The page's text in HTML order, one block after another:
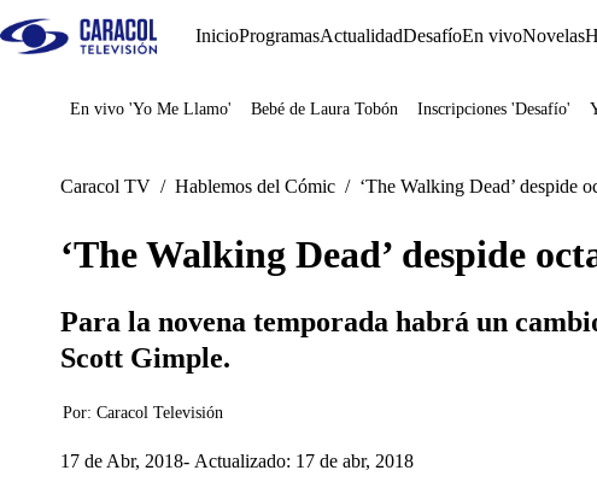
InicioProgramasActualidadDesafíoEn vivoNovelas
Juegos
En vivo 'Yo Me Llamo' Bebé de Laura Tobón Inscripciones 'Desafío'
Caracol TV / Hablemos del Cómic / ‘The Walking Dead’ despide
‘The Walking Dead’ despide
Para la novena temporada habrá un
Scott Gimple.
Por: Caracol Televisión
17 de Abr, 2018 Actualizado: 17 de abr, 2018